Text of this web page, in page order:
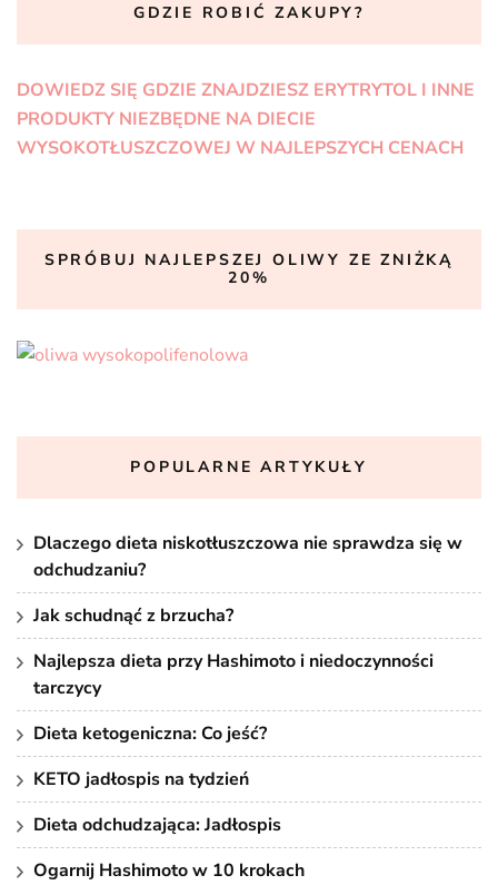
GDZIE ROBIĆ ZAKUPY?
DOWIEDZ SIĘ GDZIE ZNAJDZIESZ ERYTRYTOL I INNE
PRODUKTY NIEZBĘDNE NA DIECIE
WYSOKOTŁUSZCZOWEJ W NAJLEPSZYCH CENACH
SPRÓBUJ NAJLEPSZEJ OLIWY ZE ZNIŻKĄ
20%
POPULARNE ARTYKUŁY
Dlaczego dieta niskotłuszczowa nie sprawdza się w
odchudzaniu?
Jak schudnąć z brzucha?
Najlepsza dieta przy Hashimoto i niedoczynności
tarczycy
Dieta ketogeniczna: Co jeść?
KETO jadłospis na tydzień
Dieta odchudzająca: Jadłospis
Ogarnij Hashimoto w 10 krokach